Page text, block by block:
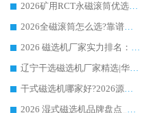
2026矿用RCT永磁滚筒优选厂家_华体会手机网页版-华体会(中国) 领衔靠谱品牌盘点
2026全磁滚筒怎么选?靠谱厂家推荐，口碑之选华体会手机网页版-华体会(中国)
2026 磁选机厂家实力排名：技术与实力双轮驱动，华体会手机网页版-华体会(中国) 领跑
辽宁干选磁选机厂家精选|华体会手机网页版-华体会(中国) 硬核实力领跑行业标杆
干式磁选机哪家好?2026源头厂家推荐_华体会手机网页版-华体会(中国) 强磁磁选机生产厂家
2026 湿式磁选机品牌盘点_华体会手机网页版-华体会(中国) _内行认可的靠谱厂家